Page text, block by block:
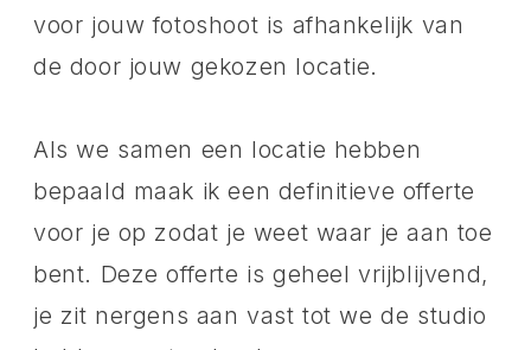
voor jouw fotoshoot is afhankelijk van
de door jouw gekozen locatie.
Als we samen een locatie hebben
bepaald maak ik een definitieve offerte
voor je op zodat je weet waar je aan toe
bent. Deze offerte is geheel vrijblijvend,
je zit nergens aan vast tot we de studio